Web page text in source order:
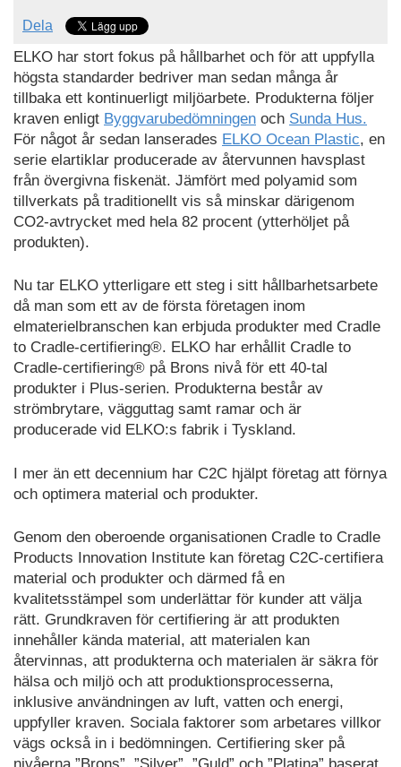
tillverkade
för
den
cirkulära
ekonomin.
Konceptet
bygger
på
att
försöka
skapa
ett
positivt
snarare
än
att
begränsa
sig
till
att
försöka
det
negativa
avtrycket.
handlar
bland
annat
om
att
produktutveckling
har
mycket
att
vinna
på
att
Dela
ELKO har stort fokus på hållbarhet och för att uppfylla
högsta standarder bedriver man sedan många år
tillbaka ett kontinuerligt miljöarbete. Produkterna följer
kraven enligt Byggvarubedömningen och Sunda Hus.
För något år sedan lanserades ELKO Ocean Plastic, en
serie elartiklar producerade av återvunnen havsplast
från övergivna fiskenät. Jämfört med polyamid som
tillverkats på traditionellt vis så minskar därigenom
CO2-avtrycket med hela 82 procent (ytterhöljet på
produkten).
Nu tar ELKO ytterligare ett steg i sitt hållbarhetsarbete
då man som ett av de första företagen inom
elmaterielbranschen kan erbjuda produkter med Cradle
to Cradle-certifiering®. ELKO har erhållit Cradle to
Cradle-certifiering® på Brons nivå för ett 40-tal
produkter i Plus-serien. Produkterna består av
strömbrytare, vägguttag samt ramar och är
producerade vid ELKO:s fabrik i Tyskland.
I mer än ett decennium har C2C hjälpt företag att förnya
och optimera material och produkter.
Genom den oberoende organisationen Cradle to Cradle
Products Innovation Institute kan företag C2C-certifiera
material och produkter och därmed få en
kvalitetsstämpel som underlättar för kunder att välja
rätt. Grundkraven för certifiering är att produkten
innehåller kända material, att materialen kan
återvinnas, att produkterna och materialen är säkra för
hälsa och miljö och att produktionsprocesserna,
inklusive användningen av luft, vatten och energi,
uppfyller kraven. Sociala faktorer som arbetares villkor
vägs också in i bedömningen. Certifiering sker på